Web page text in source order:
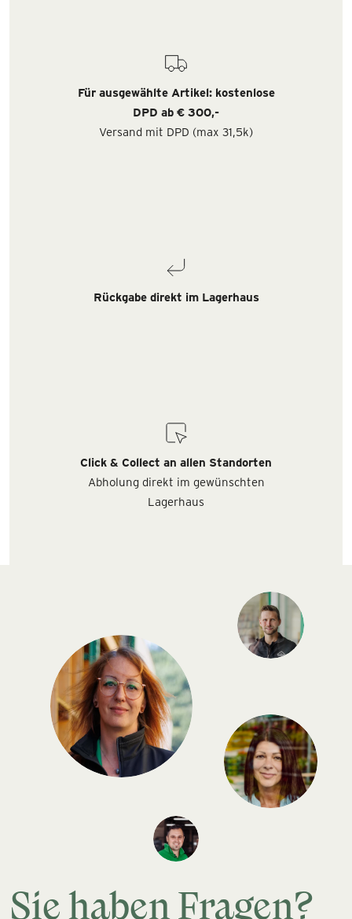
Für ausgewählte Artikel: kostenlose
DPD ab € 300,-
Versand mit DPD (max 31,5k)
Rückgabe direkt im Lagerhaus
Click & Collect an allen Standorten
Abholung direkt im gewünschten
Lagerhaus
Sie haben Fragen?